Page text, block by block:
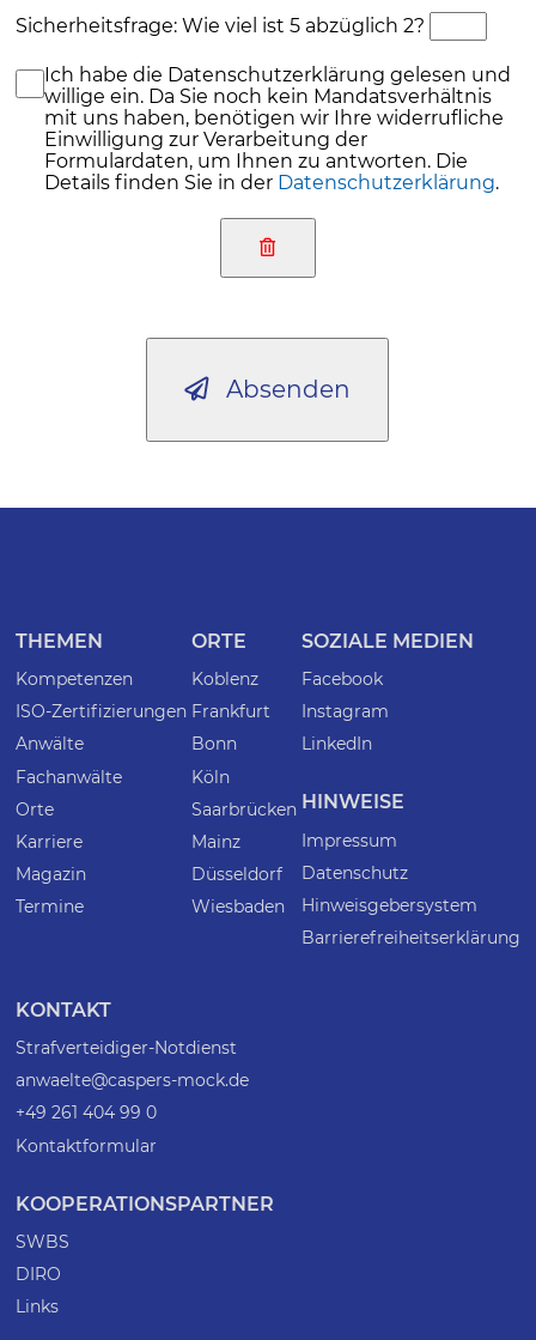
Sicherheitsfrage: Wie viel ist 5 abzüglich 2?
Ich habe die Datenschutzerklärung gelesen und
willige ein. Da Sie noch kein Mandatsverhältnis
mit uns haben, benötigen wir Ihre widerrufliche
Einwilligung zur Verarbeitung der
Formulardaten, um Ihnen zu antworten. Die
Details finden Sie in der Datenschutzerklärung.
Absenden
THEMEN
Kompetenzen
ISO-Zertifizierungen
Anwälte
Fachanwälte
Orte
Karriere
Magazin
Termine
ORTE
Koblenz
Frankfurt
Bonn
Köln
Saarbrücken
Mainz
Düsseldorf
Wiesbaden
SOZIALE MEDIEN
Facebook
Instagram
LinkedIn
HINWEISE
Impressum
Datenschutz
Hinweisgebersystem
Barrierefreiheitserklärung
KONTAKT
Strafverteidiger-Notdienst
anwaelte@caspers-mock.de
+49 261 404 99 0
Kontaktformular
KOOPERATIONSPARTNER
SWBS
DIRO
Links